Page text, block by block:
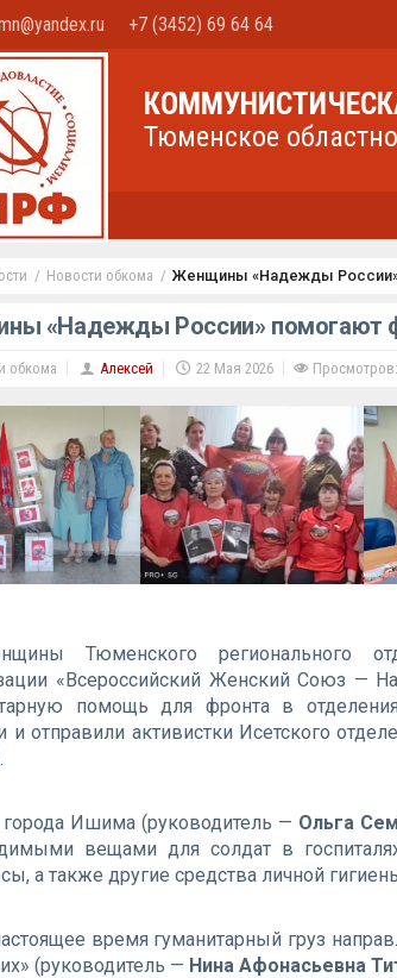
+7 (3452) 69 64 64
Тюменское
Новости обкома Женщины «Надежды
«Надежды России» помогают
обкома Алексей 22 Мая 2026
Тюменского регионального
«Всероссийский Женский Союз —
помощь для фронта в
и отправили активистки Исетского
Ишима (руководитель — Ольга
вещами для солдат в
а также другие средства личной
время гуманитарный груз
(руководитель — Нина Афонасьевна